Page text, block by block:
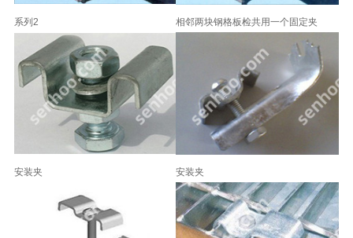
系列2 相邻两块钢格板检共用一个固定夹
安装夹 安装夹